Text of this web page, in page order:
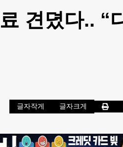
견뎠다.. “
글자작게 글자크게